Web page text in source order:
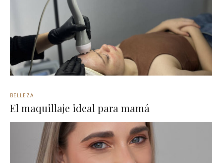
BELLEZA
El maquillaje ideal para mamá